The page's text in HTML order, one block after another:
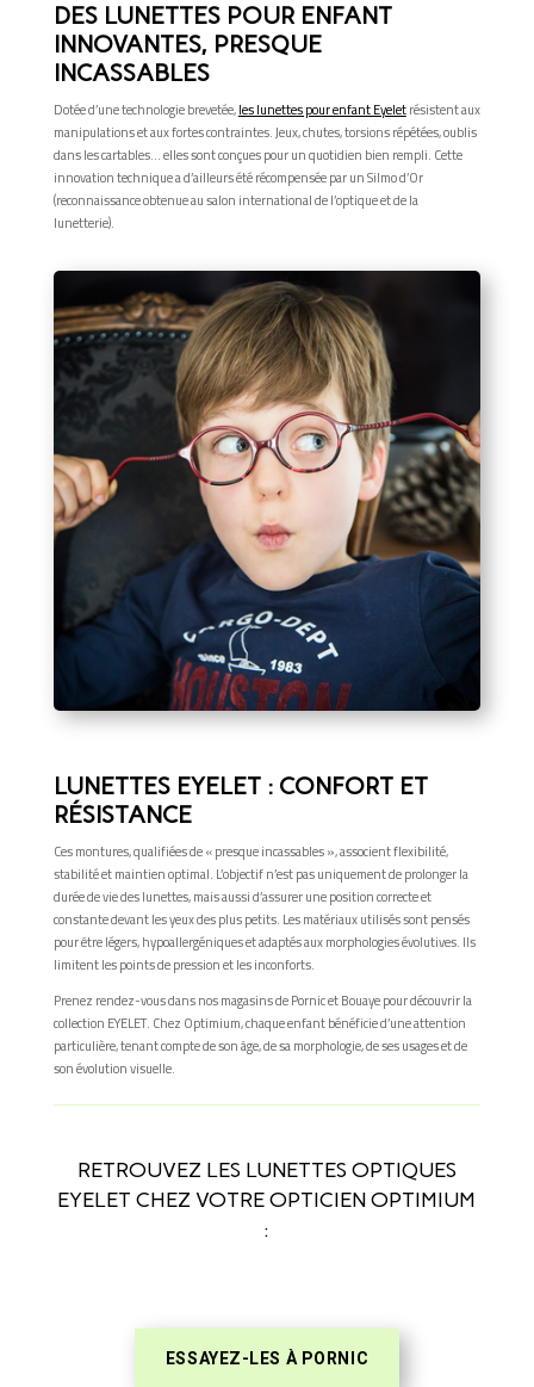
DES LUNETTES POUR ENFANT
INNOVANTES, PRESQUE
INCASSABLES
Dotée d’une technologie brevetée,les lunettes pour enfant Eyeletrésistent aux
manipulations et aux fortes contraintes. Jeux, chutes, torsions répétées, oublis
dans les cartables… elles sont conçues pour un quotidien bien rempli. Cette
innovation technique a d’ailleurs été récompensée par un Silmo d’Or
(reconnaissance obtenue au salon international de l’optique et de la
lunetterie).
LUNETTES EYELET : CONFORT ET
RÉSISTANCE
Ces montures, qualifiées de « presque incassables », associent flexibilité,
stabilité et maintien optimal. L’objectif n’est pas uniquement de prolonger la
durée de vie des lunettes, mais aussi d’assurer une position correcte et
constante devant les yeux des plus petits. Les matériaux utilisés sont pensés
pour être légers, hypoallergéniques et adaptés aux morphologies évolutives. Ils
limitent les points de pression et les inconforts.
Prenez rendez-vous dans nos magasins de Pornic et Bouaye pour découvrir la
collection EYELET. Chez Optimium, chaque enfant bénéficie d’une attention
particulière, tenant compte de son âge, de sa morphologie, de ses usages et de
son évolution visuelle.
RETROUVEZ LES LUNETTES OPTIQUES
EYELET CHEZ VOTRE OPTICIEN OPTIMIUM
:
ESSAYEZ-LES À PORNIC